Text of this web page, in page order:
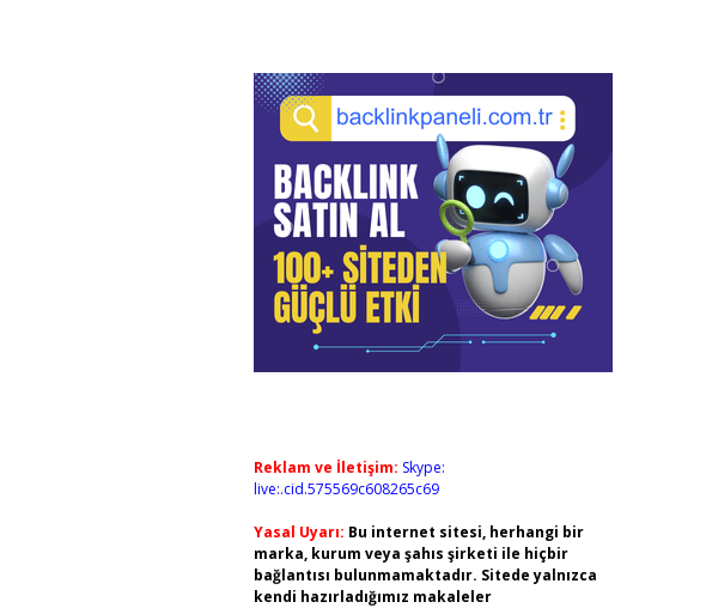
Reklam ve İletişim: Skype:
live:.cid.575569c608265c69
Yasal Uyarı: Bu internet sitesi, herhangi bir
marka, kurum veya şahıs şirketi ile hiçbir
bağlantısı bulunmamaktadır. Sitede yalnızca
kendi hazırladığımız makaleler